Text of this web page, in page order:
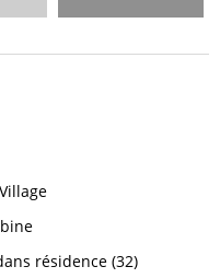
résidence (32)